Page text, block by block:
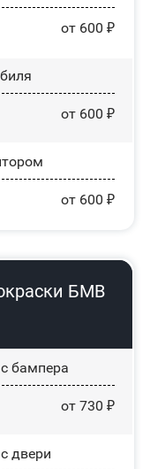
от 600 ₽
от 600 ₽
от 600 ₽
БМВ
бампера
от 730 ₽
двери